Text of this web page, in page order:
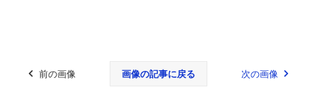
前の画像 画像の記事に戻る 次の画像